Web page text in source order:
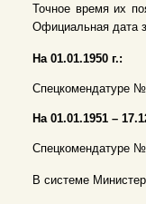
Точное время их
Официальная дата
На 01.01.1950 г.:
Спецкомендатуре №
На 01.01.1951 –
Спецкомендатуре №
В системе